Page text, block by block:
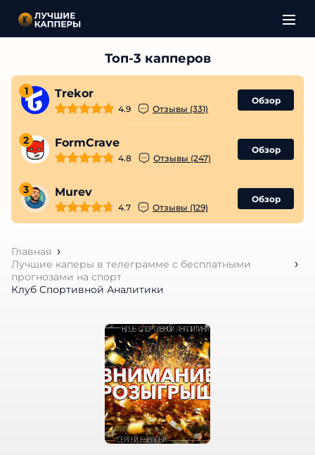
1 Trekor
4.9 Отзывы (331)
Обзор
2 FormCrave
4.8 Отзывы (247)
Обзор
3 Murev
4.7 Отзывы (129)
Обзор
Главная
Лучшие каперы в телеграмме с бесплатными
прогнозами на спорт
Клуб Спортивной Аналитики